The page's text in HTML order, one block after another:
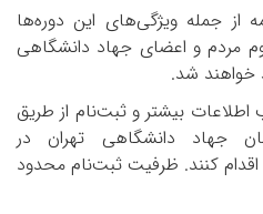
از جمله ویژگی‌های این دوره‌ها
مردم و اعضای جهاد دانشگاهی
اطلاعات بیشتر و ثبت‌نام از طریق
جهاد دانشگاهی تهران در
اقدام کنند. ظرفیت ثبت‌نام محدود